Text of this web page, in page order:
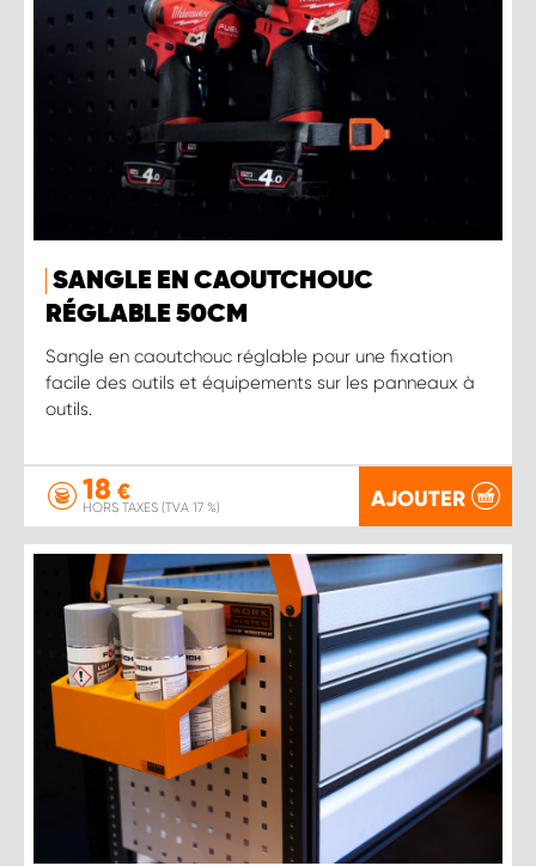
SANGLE EN CAOUTCHOUC
RÉGLABLE 50CM
Sangle en caoutchouc réglable pour une fixation
facile des outils et équipements sur les panneaux à
outils.
18 €
HORS TAXES (TVA 17 %) AJOUTER